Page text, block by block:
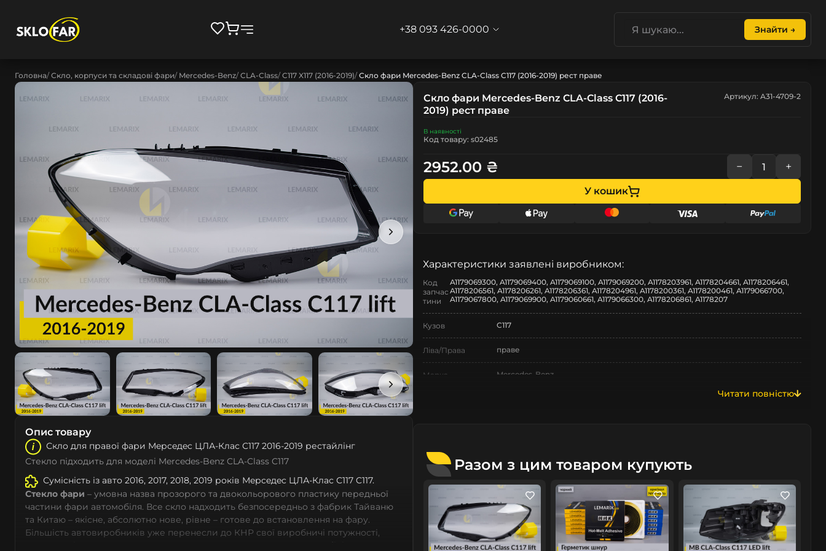
+38 093 426-0000 Знайти →
Головна Скло, корпуси та складові фари Mercedes-Benz CLA-Class C117 X117 (2016-2019) Скло фари Mercedes-Benz CLA-Class C117 (2016-2019) рест праве
Опис товару
Скло для правої фари Мeрceдec ЦЛА-Клас С117 2016-2019 рестайлінг
Стекло підходить для моделі Mercedes-Benz CLA-Class C117
Сумісність із авто 2016, 2017, 2018, 2019 років Мeрceдec ЦЛА-Клас С117 C117.
Стекло фари – умовна назва прозорого та двокольорового пластику передньої
частини фари автомобіля. Все скло надходить безпосередньо з фабрик Тайваню
та Китаю – якісне, абсолютно нове, рівне – готове до встановлення на фару.
Більшість автовиробників уже перенесли до КНР свої виробничі потужності,
тому не слід дивуватися, що до 90% запчастин до сучасних автомобілів мають
Скло фари Mercedes-Benz CLA-Class C117 (2016-
2019) рест праве
Артикул: A31-4709-2
В наявності
Код товару: s02485
2952.00 ₴ − +
У кошик
Характеристики заявлені виробником:
Код
запчас
тини
A1179069300, A1179069400, A1179069100, A1179069200, A1178203961, A1178204661, A1178206461,
A1178206561, A1178206261, A1178206361, A1178204961, A1178200361, A1178200461, A1179066700,
A1179067800, A1179069900, A1179060661, A1179066300, A1178206861, A1178207
Кузов C117
Ліва/Права праве
Марка Mercedes-Benz
Покоління I покоління
2016-2019
Рестайлінг/
Дорестайлінг
рестайлінг
Читати повністю
Разом з цим товаром купують